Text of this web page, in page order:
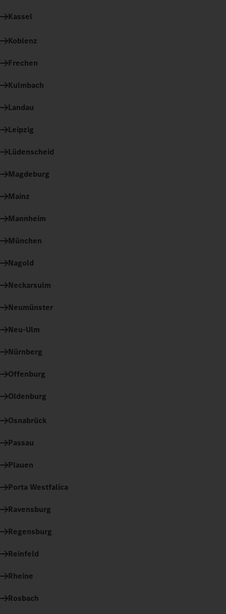
Kassel
Koblenz
Frechen
Kulmbach
Landau
Leipzig
Lüdenscheid
Magdeburg
Mainz
Mannheim
München
Nagold
Neckarsulm
Neumünster
Neu-Ulm
Nürnberg
Offenburg
Oldenburg
Osnabrück
Passau
Plauen
Porta Westfalica
Ravensburg
Regensburg
Reinfeld
Rheine
Rosbach